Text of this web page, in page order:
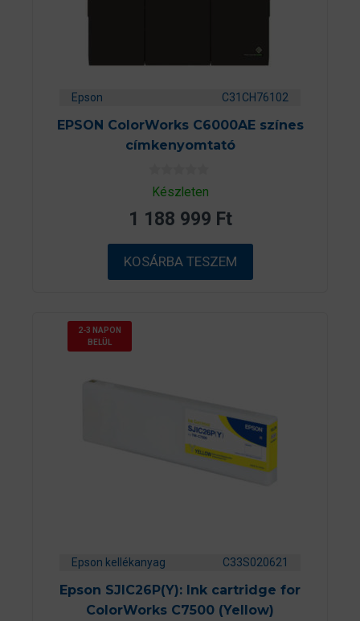
Epson C31CH76102
EPSON ColorWorks C6000AE színes
címkenyomtató
0
a
b
ő
l
Készleten
1 188 999 Ft
KOSÁRBA TESZEM
2-3 NAPON
BELÜL
Epson kellékanyag C33S020621
Epson SJIC26P(Y): Ink cartridge for
ColorWorks C7500 (Yellow)